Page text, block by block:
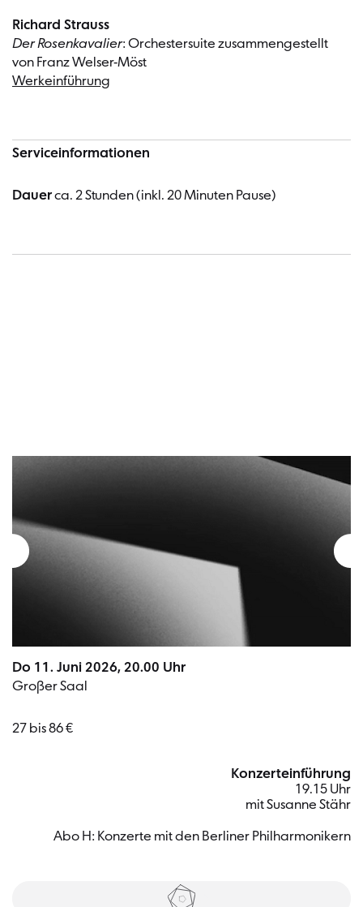
Richard Strauss
Der Rosenkavalier: Orchestersuite zusammengestellt
von Franz Welser-Möst
Werkeinführung
Serviceinformationen
Dauerca. 2 Stunden (inkl. 20 Minuten Pause)
Do 11. Juni 2026, 20.00 Uhr
Großer Saal
27 bis 86 €
Konzerteinführung
19.15 Uhr
mit Susanne Stähr
Abo H: Konzerte mit den Berliner Philharmonikern
Tickets